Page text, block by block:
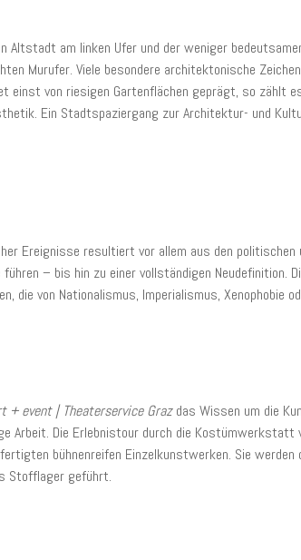
Altstadt am linken Ufer und der weniger
Murufer. Viele besondere architektonische
von riesigen Gartenflächen geprägt, so zählt
Ein Stadtspaziergang zur Architektur- und
Ereignisse resultiert vor allem aus den politischen
– bis hin zu einer vollständigen
die von Nationalismus, Imperialismus, Xenophobie
+ event | Theaterservice Grazdas Wissen um die
Arbeit. Die Erlebnistour durch die
bühnenreifen Einzelkunstwerken. Sie werden
Stofflager geführt.